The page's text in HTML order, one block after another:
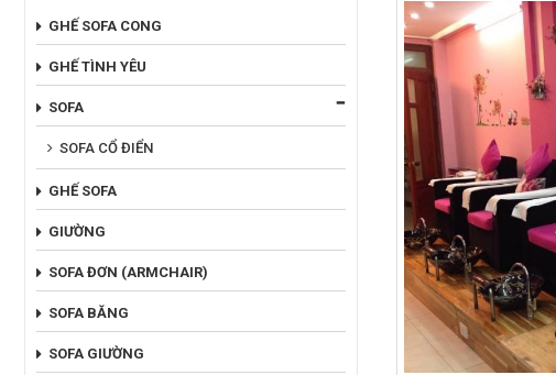
GHẾ SOFA CONG
GHẾ TÌNH YÊU
SOFA
SOFA CỔ ĐIỂN
GHẾ SOFA
GIƯỜNG
SOFA ĐƠN (ARMCHAIR)
SOFA BĂNG
SOFA GIƯỜNG